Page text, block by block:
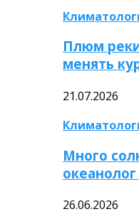
Плюм
менять
21.07.2026
Много
26.06.2026